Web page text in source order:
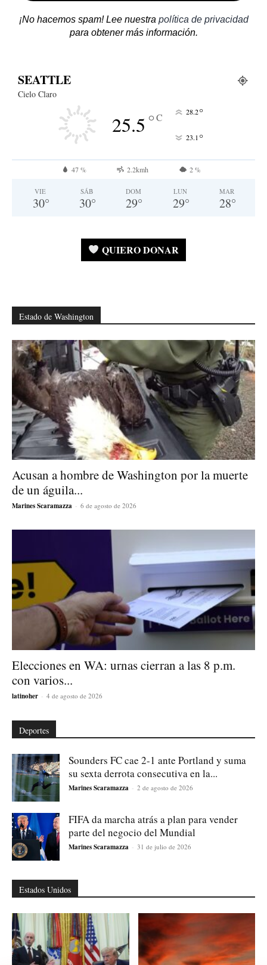
¡No hacemos spam! Lee nuestra política de privacidad
para obtener más información.
SEATTLE
Cielo Claro
25.5°C 28.2°
23.1 °
47 % 2.2kmh 2 %
VIE
30°
SÁB
30°
DOM
29°
LUN
29°
MAR
28°
QUIERO DONAR
Estado de Washington
Acusan a hombre de Washington por la muerte
de un águila...
Marines Scaramazza - 6 de agosto de 2026
Elecciones en WA: urnas cierran a las 8 p.m.
con varios...
latinoher - 4 de agosto de 2026
Deportes
Sounders FC cae 2-1 ante Portland y suma
su sexta derrota consecutiva en la...
Marines Scaramazza - 2 de agosto de 2026
FIFA da marcha atrás a plan para vender
parte del negocio del Mundial
Marines Scaramazza - 31 de julio de 2026
Estados Unidos